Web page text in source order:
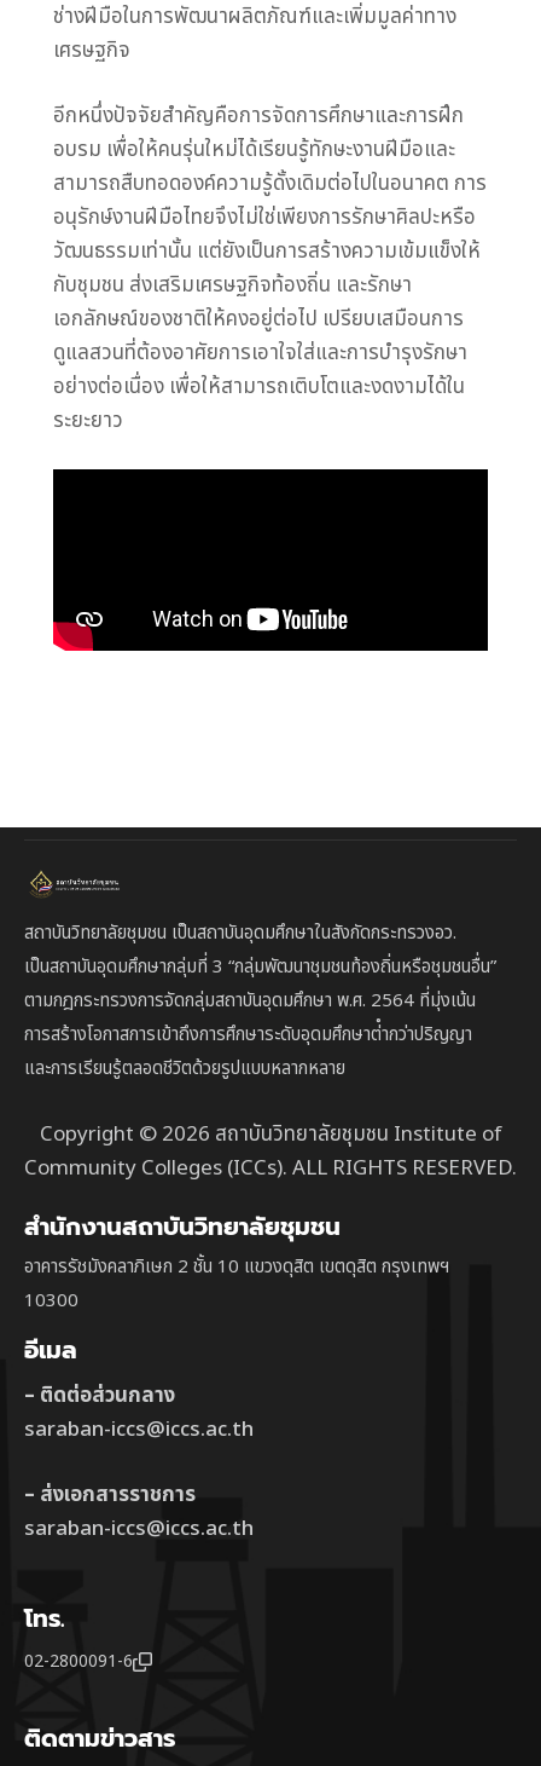
ช่างฝีมือในการพัฒนาผลิตภัณฑ์และเพิ่มมูลค่าทาง
เศรษฐกิจ
อีกหนึ่งปัจจัยสำคัญคือการจัดการศึกษาและการฝึก
อบรม เพื่อให้คนรุ่นใหม่ได้เรียนรู้ทักษะงานฝีมือและ
สามารถสืบทอดองค์ความรู้ดั้งเดิมต่อไปในอนาคต การ
อนุรักษ์งานฝีมือไทยจึงไม่ใช่เพียงการรักษาศิลปะหรือ
วัฒนธรรมเท่านั้น แต่ยังเป็นการสร้างความเข้มแข็งให้
กับชุมชน ส่งเสริมเศรษฐกิจท้องถิ่น และรักษา
เอกลักษณ์ของชาติให้คงอยู่ต่อไป เปรียบเสมือนการ
ดูแลสวนที่ต้องอาศัยการเอาใจใส่และการบำรุงรักษา
อย่างต่อเนื่อง เพื่อให้สามารถเติบโตและงดงามได้ใน
ระยะยาว
สถาบันวิทยาลัยชุมชน เป็นสถาบันอุดมศึกษาในสังกัดกระทรวงอว.
เป็นสถาบันอุดมศึกษากลุ่มที่ 3 “กลุ่มพัฒนาชุมชนท้องถิ่นหรือชุมชนอื่น”
ตามกฎกระทรวงการจัดกลุ่มสถาบันอุดมศึกษา พ.ศ. 2564 ที่มุ่งเน้น
การสร้างโอกาสการเข้าถึงการศึกษาระดับอุดมศึกษาต่ํากว่าปริญญา
และการเรียนรู้ตลอดชีวิตด้วยรูปแบบหลากหลาย
Copyright © 2026 สถาบันวิทยาลัยชุมชน Institute of
Community Colleges (ICCs). ALL RIGHTS RESERVED.
สำนักงานสถาบันวิทยาลัยชุมชน
อาคารรัชมังคลาภิเษก 2 ชั้น 10 แขวงดุสิต เขตดุสิต กรุงเทพฯ
10300
อีเมล
– ติดต่อส่วนกลาง
saraban-iccs@iccs.ac.th
– ส่งเอกสารราชการ
saraban-iccs@iccs.ac.th
โทร.
02-2800091-6
ติดตามข่าวสาร